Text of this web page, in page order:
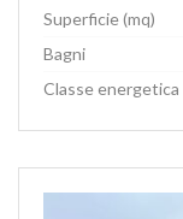
Superficie (mq)
Bagni
Classe energetica